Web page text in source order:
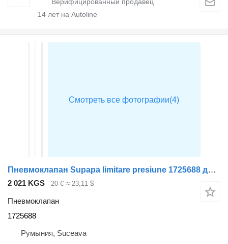
14 лет на Autoline
Пневмоклапан Supapa limitare presiune 1725688 для тягача DAF XF105
2 021 KGS 20 € ≈ 23,11 $
Пневмоклапан
1725688
Румыния, Suceava